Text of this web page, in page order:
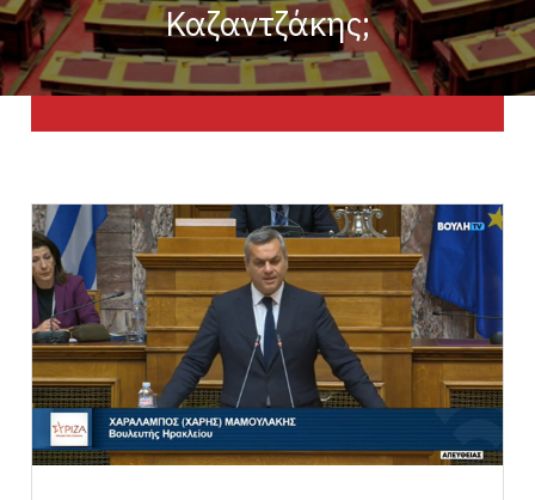
Καζαντζάκης;